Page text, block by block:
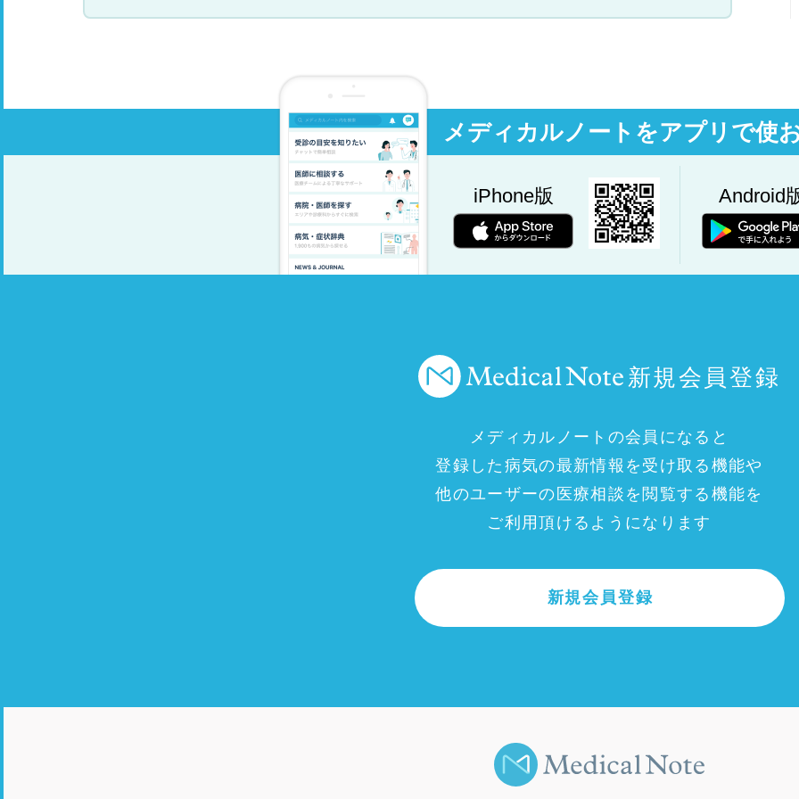
メディカルノートをアプリで使
iPhone版 Android
新規会員登録
メディカルノートの会員になると
登録した病気の最新情報を受け取る機能や
他のユーザーの医療相談を閲覧する機能を
ご利用頂けるようになります
新規会員登録